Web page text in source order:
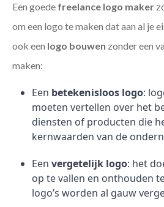
Een goede freelance logo maker
om een logo te maken dat aan al je
ook een logo bouwen zonder een
maken:
Een betekenisloos logo:
moeten vertellen over het
diensten of producten die
kernwaarden van de
Een vergetelijk logo: het
op te vallen en onthouden
logo’s worden al gauw